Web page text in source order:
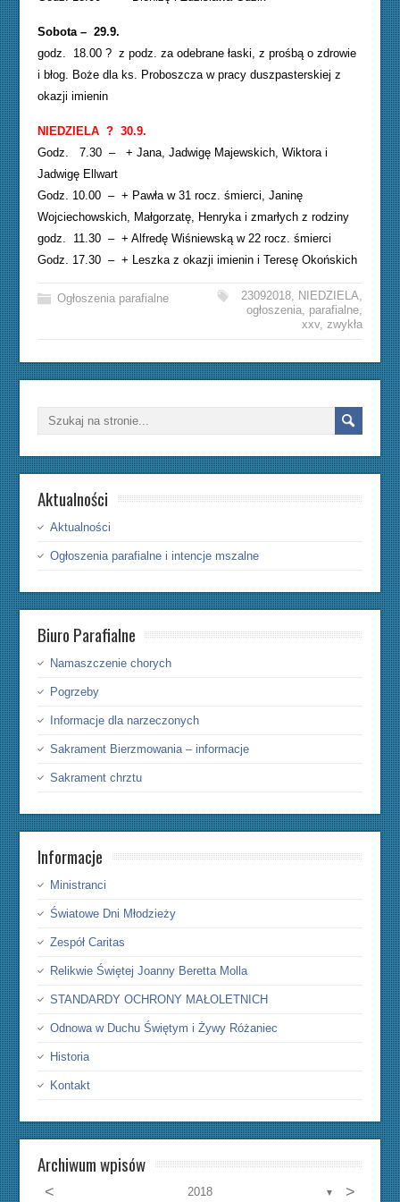
Sobota – 29.9.
godz. 18.00 ? z podz. za odebrane łaski, z prośbą o zdrowie
i błog. Boże dla ks. Proboszcza w pracy duszpasterskiej z
okazji imienin
NIEDZIELA ? 30.9.
Godz. 7.30 – + Jana, Jadwigę Majewskich, Wiktora i
Jadwigę Ellwart
Godz. 10.00 – + Pawła w 31 rocz. śmierci, Janinę
Wojciechowskich, Małgorzatę, Henryka i zmarłych z rodziny
godz. 11.30 – + Alfredę Wiśniewską w 22 rocz. śmierci
Godz. 17.30 – + Leszka z okazji imienin i Teresę Okońskich
Ogłoszenia parafialne 23092018, NIEDZIELA,
ogłoszenia, parafialne,
xxv, zwykła
Aktualności
Aktualności
Ogłoszenia parafialne i intencje mszalne
Biuro Parafialne
Namaszczenie chorych
Pogrzeby
Informacje dla narzeczonych
Sakrament Bierzmowania – informacje
Sakrament chrztu
Informacje
Ministranci
Światowe Dni Młodzieży
Zespół Caritas
Relikwie Świętej Joanny Beretta Molla
STANDARDY OCHRONY MAŁOLETNICH
Odnowa w Duchu Świętym i Żywy Różaniec
Historia
Kontakt
Archiwum wpisów
< 2018 ▼ >